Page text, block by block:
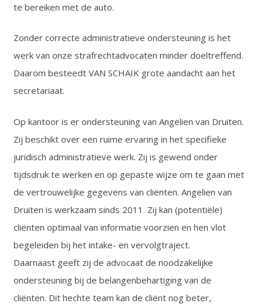
te bereiken met de auto.
Zonder correcte administratieve ondersteuning is het
werk van onze strafrechtadvocaten minder doeltreffend.
Daarom besteedt VAN SCHAIK grote aandacht aan het
secretariaat.
Op kantoor is er ondersteuning van Angelien van Druiten.
Zij beschikt over een ruime ervaring in het specifieke
juridisch administratieve werk. Zij is gewend onder
tijdsdruk te werken en op gepaste wijze om te gaan met
de vertrouwelijke gegevens van cliënten. Angelien van
Druiten is werkzaam sinds 2011. Zij kan (potentiële)
cliënten optimaal van informatie voorzien en hen vlot
begeleiden bij het intake- en vervolgtraject.
Daarnaast geeft zij de advocaat de noodzakelijke
ondersteuning bij de belangenbehartiging van de
cliënten. Dit hechte team kan de cliënt nog beter,